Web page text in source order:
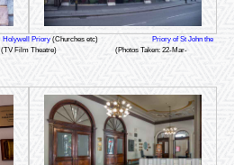
Holywell Priory (Churches etc)
Priory of St John the
(TV Film Theatre)
(Photos Taken: 22-Mar-